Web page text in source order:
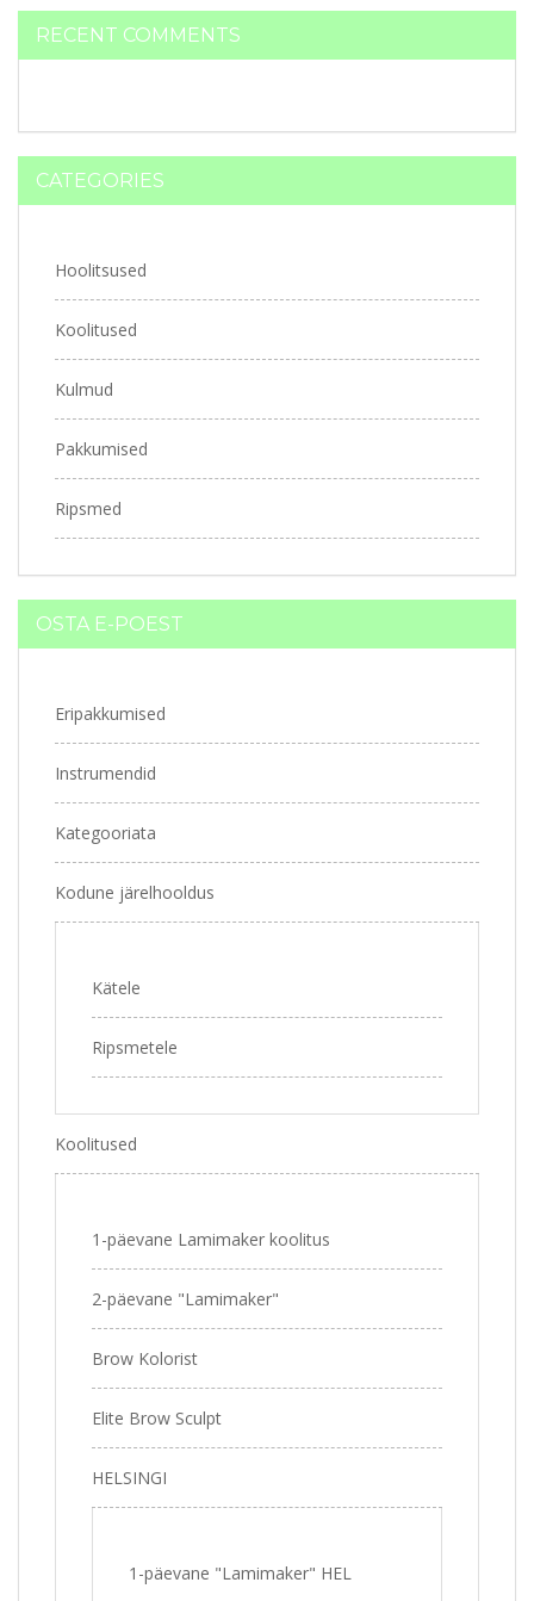
RECENT COMMENTS
CATEGORIES
Hoolitsused
Koolitused
Kulmud
Pakkumised
Ripsmed
OSTA E-POEST
Eripakkumised
Instrumendid
Kategooriata
Kodune järelhooldus
Kätele
Ripsmetele
Koolitused
1-päevane Lamimaker koolitus
2-päevane "Lamimaker"
Brow Kolorist
Elite Brow Sculpt
HELSINGI
1-päevane "Lamimaker" HEL